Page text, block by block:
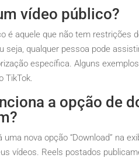
vídeo público?
é aquele que não tem restrições
seja, qualquer pessoa pode
específica. Alguns
TikTok.
a opção de
uma nova opção “Download” na
vídeos. Reels postados